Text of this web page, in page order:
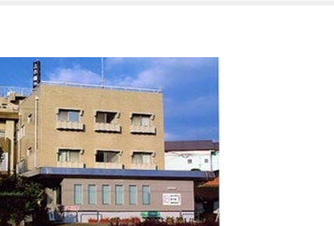
同日検査にも対応してい
ま…